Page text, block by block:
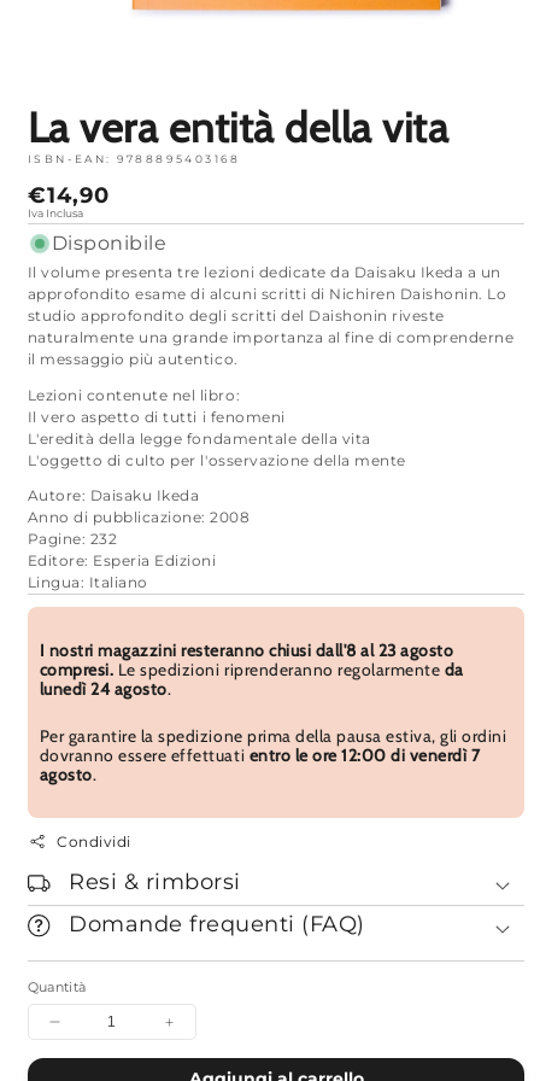
La vera entità della vita
ISBN-EAN: 9788895403168
Prezzo
normale
€14,90
Iva Inclusa
Disponibile
Il volume presenta tre lezioni dedicate da Daisaku Ikeda a un
approfondito esame di alcuni scritti di Nichiren Daishonin. Lo
studio approfondito degli scritti del Daishonin riveste
naturalmente una grande importanza al fine di comprenderne
il messaggio più autentico.
Lezioni contenute nel libro:
Il vero aspetto di tutti i fenomeni
L'eredità della legge fondamentale della vita
L'oggetto di culto per l'osservazione della mente
Autore: Daisaku Ikeda
Anno di pubblicazione: 2008
Pagine: 232
Editore: Esperia Edizioni
Lingua: Italiano
I nostri magazzini resteranno chiusi dall'8 al 23 agosto
compresi. Le spedizioni riprenderanno regolarmente da
lunedì 24 agosto.
Per garantire la spedizione prima della pausa estiva, gli ordini
dovranno essere effettuati entro le ore 12:00 di venerdì 7
agosto.
Condividi
Resi & rimborsi
Domande frequenti (FAQ)
Quantità
Diminuisci
Aumenta
per